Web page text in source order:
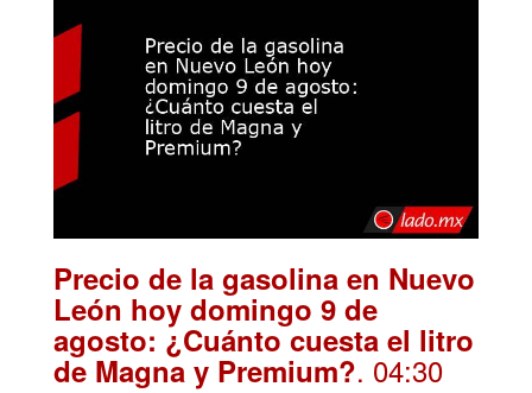
Precio de la gasolina en Nuevo
León hoy domingo 9 de
agosto: ¿Cuánto cuesta el litro
de Magna y Premium?. 04:30